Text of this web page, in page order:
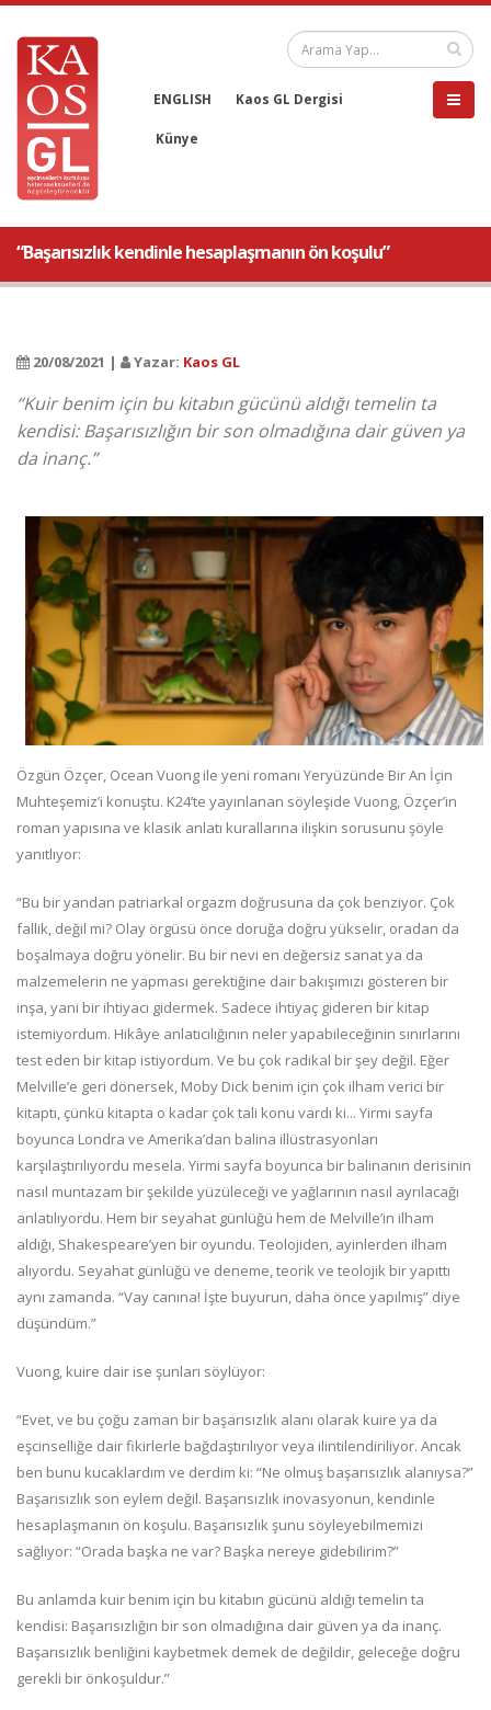
ENGLISH Kaos GL Dergisi
Künye
“Başarısızlık kendinle hesaplaşmanın ön koşulu”
20/08/2021 | Yazar: Kaos GL
“Kuir benim için bu kitabın gücünü aldığı temelin ta
kendisi: Başarısızlığın bir son olmadığına dair güven ya
da inanç.”
Özgün Özçer, Ocean Vuong ile yeni romanı Yeryüzünde Bir An İçin
Muhteşemiz’i konuştu. K24’te yayınlanan söyleşide Vuong, Özçer’in
roman yapısına ve klasik anlatı kurallarına ilişkin sorusunu şöyle
yanıtlıyor:
“Bu bir yandan patriarkal orgazm doğrusuna da çok benziyor. Çok
fallik, değil mi? Olay örgüsü önce doruğa doğru yükselir, oradan da
boşalmaya doğru yönelir. Bu bir nevi en değersiz sanat ya da
malzemelerin ne yapması gerektiğine dair bakışımızı gösteren bir
inşa, yani bir ihtiyacı gidermek. Sadece ihtiyaç gideren bir kitap
istemiyordum. Hikâye anlatıcılığının neler yapabileceğinin sınırlarını
test eden bir kitap istiyordum. Ve bu çok radikal bir şey değil. Eğer
Melville’e geri dönersek, Moby Dick benim için çok ilham verici bir
kitaptı, çünkü kitapta o kadar çok tali konu vardı ki... Yirmi sayfa
boyunca Londra ve Amerika’dan balina illüstrasyonları
karşılaştırılıyordu mesela. Yirmi sayfa boyunca bir balinanın derisinin
nasıl muntazam bir şekilde yüzüleceği ve yağlarının nasıl ayrılacağı
anlatılıyordu. Hem bir seyahat günlüğü hem de Melville’in ilham
aldığı, Shakespeare’yen bir oyundu. Teolojiden, ayinlerden ilham
alıyordu. Seyahat günlüğü ve deneme, teorik ve teolojik bir yapıttı
aynı zamanda. “Vay canına! İşte buyurun, daha önce yapılmış” diye
düşündüm.”
Vuong, kuire dair ise şunları söylüyor:
“Evet, ve bu çoğu zaman bir başarısızlık alanı olarak kuire ya da
eşcinselliğe dair fikirlerle bağdaştırılıyor veya ilintilendiriliyor. Ancak
ben bunu kucaklardım ve derdim ki: “Ne olmuş başarısızlık alanıysa?”
Başarısızlık son eylem değil. Başarısızlık inovasyonun, kendinle
hesaplaşmanın ön koşulu. Başarısızlık şunu söyleyebilmemizi
sağlıyor: “Orada başka ne var? Başka nereye gidebilirim?”
Bu anlamda kuir benim için bu kitabın gücünü aldığı temelin ta
kendisi: Başarısızlığın bir son olmadığına dair güven ya da inanç.
Başarısızlık benliğini kaybetmek demek de değildir, geleceğe doğru
gerekli bir önkoşuldur.”